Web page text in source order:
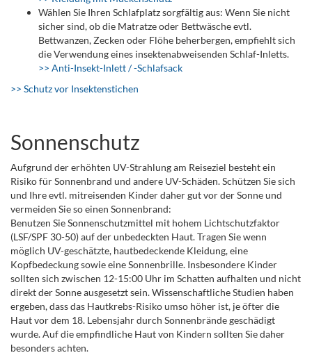
Wählen Sie Ihren Schlafplatz sorgfältig aus: Wenn Sie nicht
sicher sind, ob die Matratze oder Bettwäsche evtl.
Bettwanzen, Zecken oder Flöhe beherbergen, empfiehlt sich
die Verwendung eines insektenabweisenden Schlaf-Inletts.
>> Anti-Insekt-Inlett / -Schlafsack
>> Schutz vor Insektenstichen
Sonnenschutz
Aufgrund der erhöhten UV-Strahlung am Reiseziel besteht ein
Risiko für Sonnenbrand und andere UV-Schäden. Schützen Sie sich
und Ihre evtl. mitreisenden Kinder daher gut vor der Sonne und
vermeiden Sie so einen Sonnenbrand:
Benutzen Sie Sonnenschutzmittel mit hohem Lichtschutzfaktor
(LSF/SPF 30-50) auf der unbedeckten Haut. Tragen Sie wenn
möglich UV-geschätzte, hautbedeckende Kleidung, eine
Kopfbedeckung sowie eine Sonnenbrille. Insbesondere Kinder
sollten sich zwischen 12-15:00 Uhr im Schatten aufhalten und nicht
direkt der Sonne ausgesetzt sein. Wissenschaftliche Studien haben
ergeben, dass das Hautkrebs-Risiko umso höher ist, je öfter die
Haut vor dem 18. Lebensjahr durch Sonnenbrände geschädigt
wurde. Auf die empfindliche Haut von Kindern sollten Sie daher
besonders achten.